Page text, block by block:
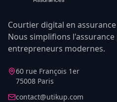
Courtier digital en
Nous simplifions
entrepreneurs modernes.
60 rue François 1er
75008 Paris
contact@utikup.com